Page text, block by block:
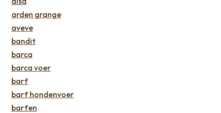
arden grange
aveve
bandit
barca
barca voer
barf
barf hondenvoer
barfen